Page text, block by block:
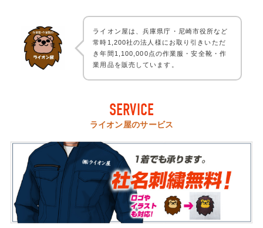
ライオン屋は、兵庫県庁・尼崎市役所など
常時1,200社の法人様にお取り引きいただ
き年間1,100,000点の作業服・安全靴・作
業用品を販売しています。
SERVICE
ライオン屋のサービス